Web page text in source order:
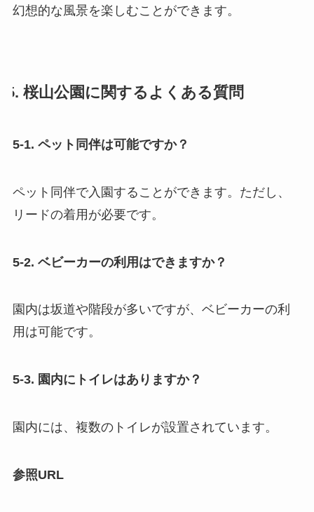
幻想的な風景を楽しむことができます。
5. 桜山公園に関するよくある質問
5-1. ペット同伴は可能ですか？
ペット同伴で入園することができます。ただし、
リードの着用が必要です。
5-2. ベビーカーの利用はできますか？
園内は坂道や階段が多いですが、ベビーカーの利
用は可能です。
5-3. 園内にトイレはありますか？
園内には、複数のトイレが設置されています。
参照URL